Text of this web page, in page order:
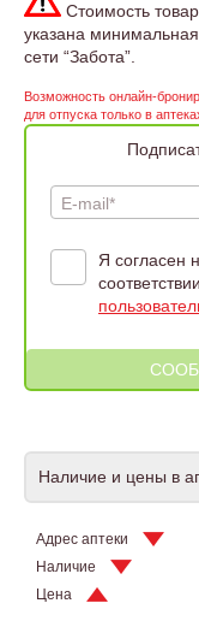
Стоимость
указана
сети “Забота”.
Возможность онлайн-
для отпуска только в
E-mail*
Я согласен
Наличие и цены в
Адрес аптеки
Наличие
Цена